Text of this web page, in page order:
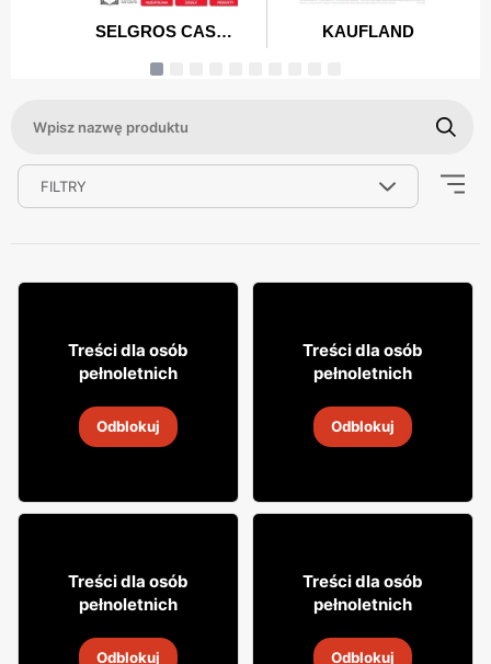
Zapraszamy do regularnego odwiedzania naszej strony,
aby nie przegapić najnowszych promocji i skorzystać z
oszczędzania każdego dnia.
FILTRY
3599
6 sie 2026
Treści dla osób
pełnoletnich
Odblokuj
5399
6 sie 2026
Treści dla osób
pełnoletnich
Odblokuj
3399
Treści dla osób
pełnoletnich
Odblokuj
5499
Treści dla osób
pełnoletnich
Odblokuj